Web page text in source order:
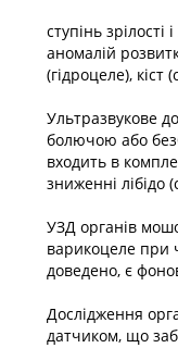
ступінь
аномалій
(гідроцеле), кіст
Ультразвукове
болючою або
входить в
зниженні лібідо
УЗД органів
варикоцеле при
доведено, є
Дослідження
датчиком, що